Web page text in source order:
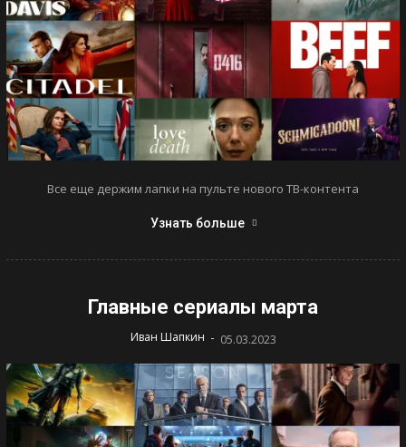
Все еще держим лапки на пульте нового ТВ-контента
Узнать больше
Главные сериалы марта
Иван Шапкин - 05.03.2023